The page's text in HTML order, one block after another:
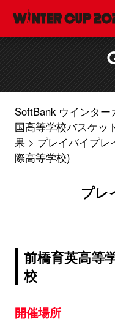
SoftBank ウインタ
国高等学校バスケッ
果
プレイバイプレ
際高等学校)
プレ
前橋育英高等
校
開催場所